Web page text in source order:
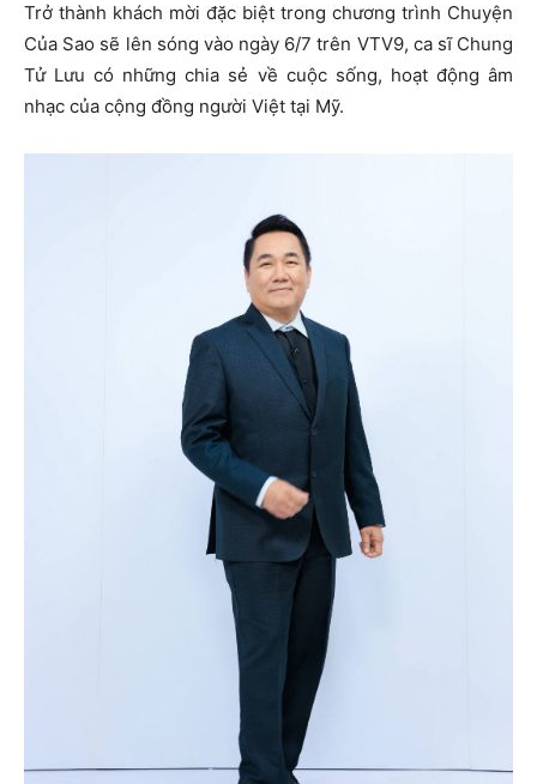
Trở thành khách mời đặc biệt trong chương trình Chuyện
Của Sao sẽ lên sóng vào ngày 6/7 trên VTV9, ca sĩ Chung
Tử Lưu có những chia sẻ về cuộc sống, hoạt động âm
nhạc của cộng đồng người Việt tại Mỹ.